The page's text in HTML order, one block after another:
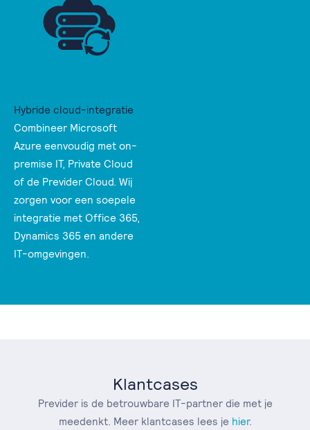
Hybride cloud-integratie
Combineer Microsoft
Azure eenvoudig met on-
premise IT, Private Cloud
of de Previder Cloud. Wij
zorgen voor een soepele
integratie met Office 365,
Dynamics 365 en andere
IT-omgevingen.
Klantcases
Previder is de betrouwbare IT-partner die met je
meedenkt. Meer klantcases lees je hier.